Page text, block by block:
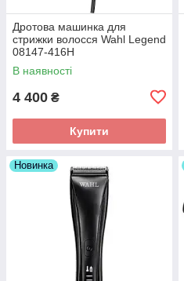
Дротова машинка для
стрижки волосся Wahl Legend
08147-416H
В наявності
4 400 ₴
Купити
Новинка